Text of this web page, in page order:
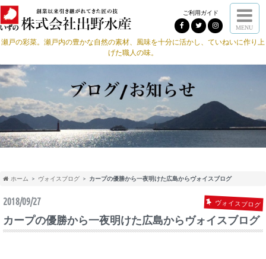
ご利用ガイド
MENU
瀬戸の彩菜。瀬戸内の豊かな自然の素材、風味を十分に活かし、ていねいに作り上
げた職人の味。
ホーム ヴォイスブログ カープの優勝から一夜明けた広島からヴォイスブログ
2018/09/27 ヴォイスブログ
カープの優勝から一夜明けた広島からヴォイスブログ